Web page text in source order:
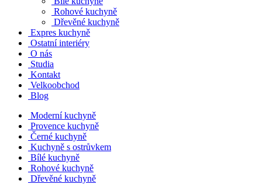
Rohové kuchyně
Dřevěné kuchyně
Expres kuchyně
Ostatní interiéry
O nás
Studia
Kontakt
Velkoobchod
Blog
Moderní kuchyně
Provence kuchyně
Černé kuchyně
Kuchyně s ostrůvkem
Bílé kuchyně
Rohové kuchyně
Dřevěné kuchyně